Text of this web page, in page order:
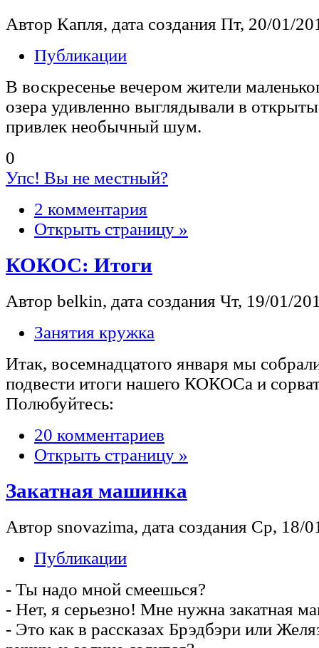
Автор Капля, дата создания Пт, 20/01/
Публикации
В воскресенье вечером жители
озера удивленно выглядывали в
привлек необычный шум.
0
Упс! Вы не местный?
2 комментария
Открыть страницу »
КОКОС: Итоги
Автор belkin, дата создания Чт, 19/01/
Занятия кружка
Итак, восемнадцатого января мы
подвести итоги нашего КОКОСа и
Полюбуйтесь:
20 комментариев
Открыть страницу »
Закатная машинка
Автор snovazima, дата создания Ср, 18/
Публикации
- Ты надо мной смеешься?
- Нет, я серьезно! Мне нужна закатная
- Это как в рассказах Брэдбэри или